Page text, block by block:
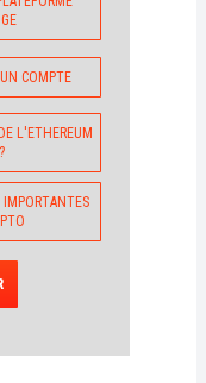
COMPTE
L'ETHEREUM
IMPORTANTES